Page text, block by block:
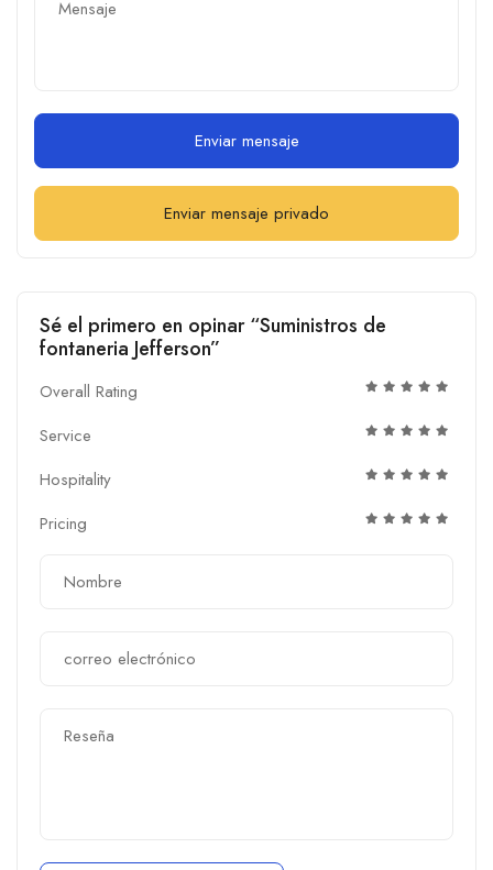
Enviar mensaje
Enviar mensaje privado
Sé el primero en opinar “Suministros de
fontaneria Jefferson”
Overall Rating
Service
Hospitality
Pricing